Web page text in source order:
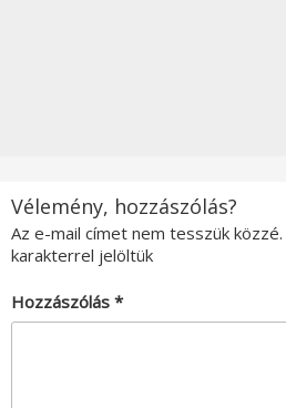
Vélemény, hozzászólás?
Az e-mail címet nem tesszük közzé.
karakterrel jelöltük
Hozzászólás *